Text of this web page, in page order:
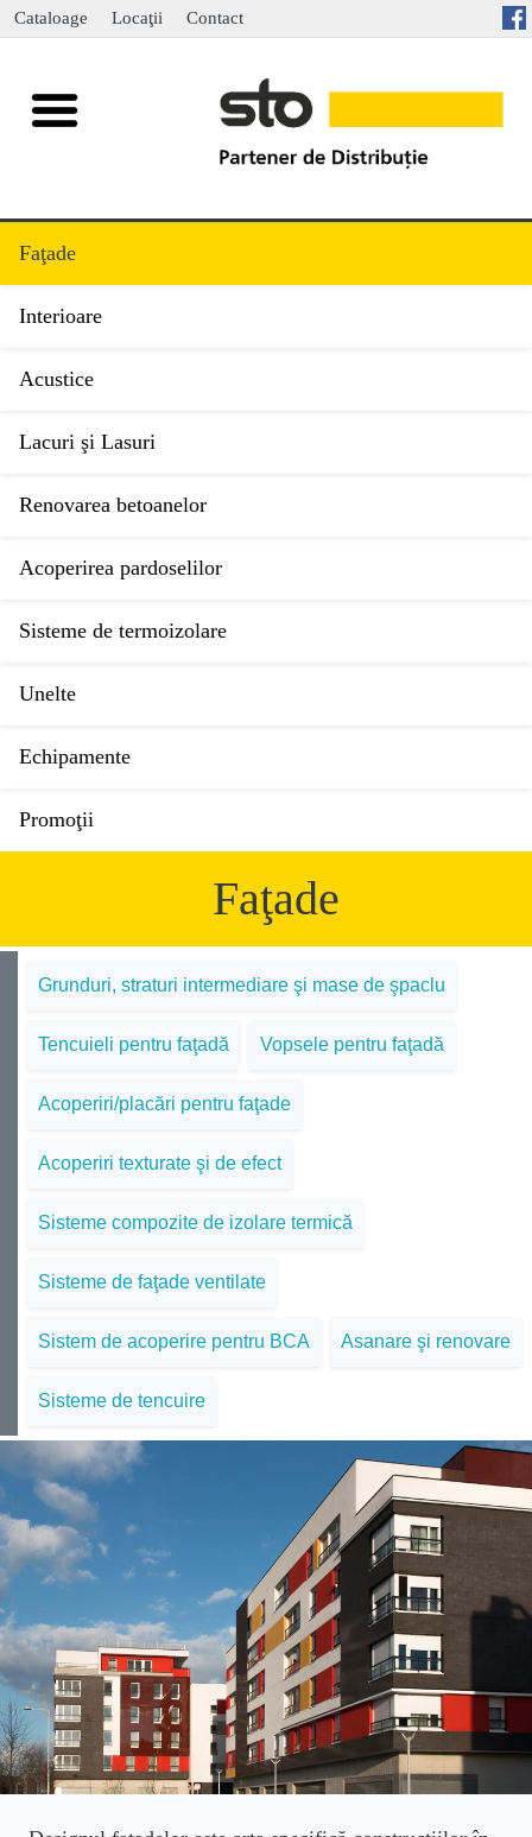
Cataloage Locaţii Contact
Faţade
Interioare
Acustice
Lacuri şi Lasuri
Renovarea betoanelor
Acoperirea pardoselilor
Sisteme de termoizolare
Unelte
Echipamente
Promoţii
Faţade
Grunduri, straturi intermediare şi mase de şpaclu
Tencuieli pentru faţadă Vopsele pentru faţadă
Acoperiri/placări pentru faţade
Acoperiri texturate şi de efect
Sisteme compozite de izolare termică
Sisteme de faţade ventilate
Sistem de acoperire pentru BCA Asanare şi renovare
Sisteme de tencuire